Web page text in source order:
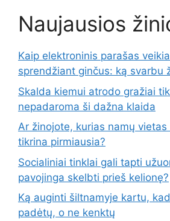
Naujausios
Kaip elektroninis parašas
sprendžiant ginčus: ką svarbu
Skalda kiemui atrodo gražiai
nepadaroma ši dažna klaida
Ar žinojote, kurias namų
tikrina pirmiausia?
Socialiniai tinklai gali tapti
pavojinga skelbti prieš kelionę?
Ką auginti šiltnamyje kartu,
padėtų, o ne kenktų